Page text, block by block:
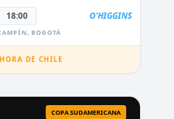
18:00 O'HIGGINS
BOGOTÁ
DE CHILE
COPA SUDAMERICANA